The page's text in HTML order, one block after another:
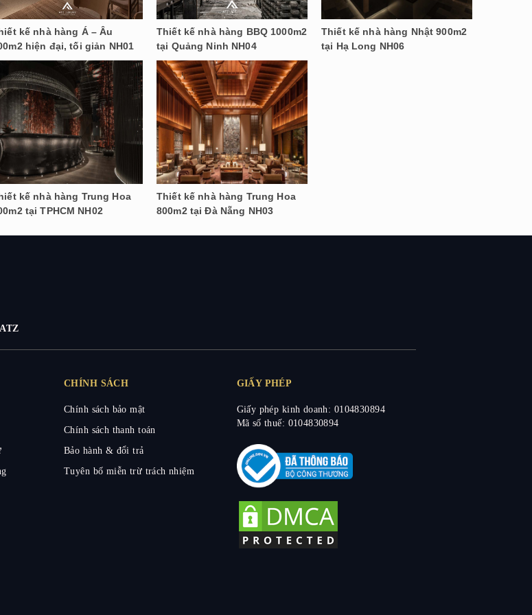
kế nhà hàng Á – Âu
hiện đại, tối giản NH01
Thiết kế nhà hàng BBQ 1000m2
tại Quảng Ninh NH04
Thiết kế nhà hàng Nhật 900m2
tại Hạ Long NH06
kế nhà hàng Trung Hoa
tại TPHCM NH02
Thiết kế nhà hàng Trung Hoa
800m2 tại Đà Nẵng NH03
CHÍNH SÁCH
Chính sách bảo mật
Chính sách thanh toán
Bảo hành & đổi trả
Tuyên bố miễn trừ trách nhiệm
GIẤY PHÉP
Giấy phép kinh doanh: 0104830894
Mã số thuế: 0104830894